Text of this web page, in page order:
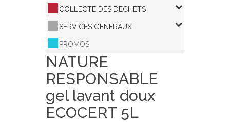
COLLECTE DES DECHETS
SERVICES GENERAUX
PROMOS
NATURE
RESPONSABLE
gel lavant doux
ECOCERT 5L